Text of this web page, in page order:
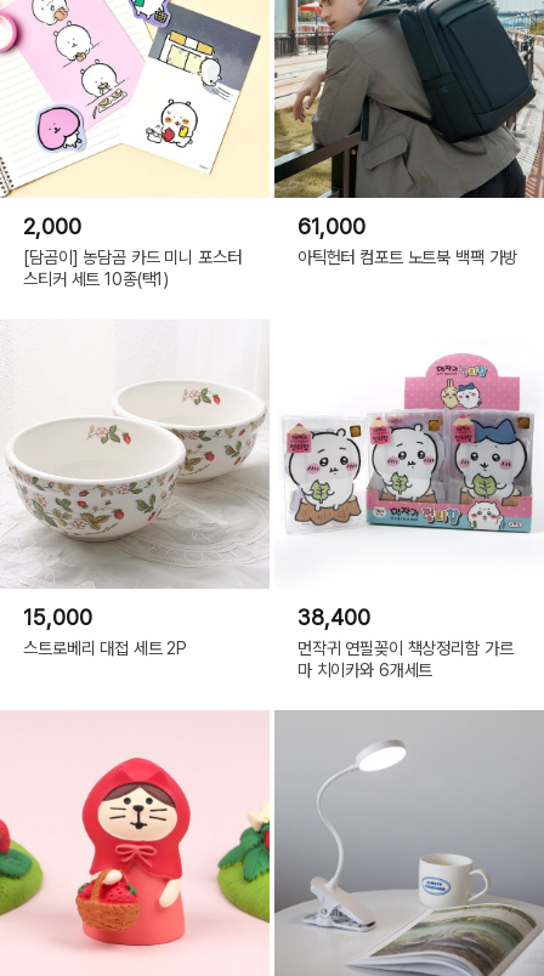
2,000
[담곰이] 농담곰 카드 미니 포스터
스티커 세트 10종(택1)
61,000
아틱헌터 컴포트 노트북 백팩 가방
15,000
스트로베리 대접 세트 2P
38,400
먼작귀 연필꽂이 책상정리함 가르
마 치이카와 6개세트